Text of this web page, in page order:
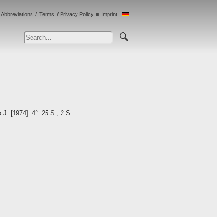
Abbreviations Terms Privacy Policy Imprint
[1974]. 4°. 25 S., 2 S.